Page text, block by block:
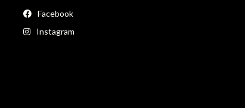
Facebook
Instagram